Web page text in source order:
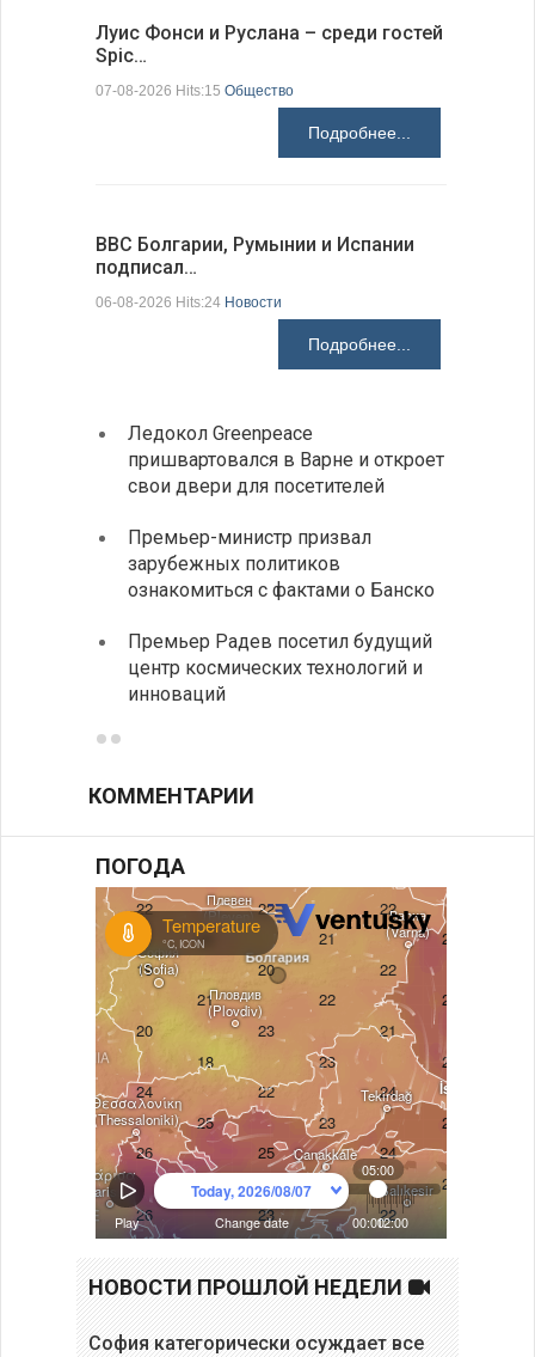
Луис Фонси и Руслана – среди гостей
Spic…
07-08-2026 Hits:15 Общество
Подробнее...
ВВС Болгарии, Румынии и Испании
подписал…
06-08-2026 Hits:24 Новости
Подробнее...
Ледокол Greenpeace
пришвартовался в Варне и откроет
свои двери для посетителей
Премьер-министр призвал
зарубежных политиков
ознакомиться с фактами о Банско
Премьер Радев посетил будущий
центр космических технологий и
инноваций
КОММЕНТАРИИ
ПОГОДА
НОВОСТИ ПРОШЛОЙ НЕДЕЛИ
София категорически осуждает все